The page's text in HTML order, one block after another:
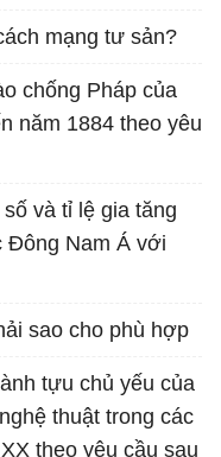
mạng tư sản?
chống Pháp của
năm 1884 theo yêu
và tỉ lệ gia tăng
Đông Nam Á với
sao cho phù hợp
tựu chủ yếu của
thuật trong các
theo yêu cầu sau